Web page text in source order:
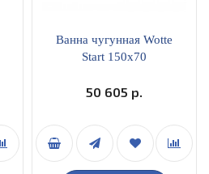
Ванна чугунная Wotte
Start 150x70
50 605 р.